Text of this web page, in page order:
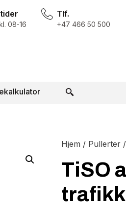
08-16
Tlf.
+47 466 50 500
Hjem / Pullerter /
TiSO